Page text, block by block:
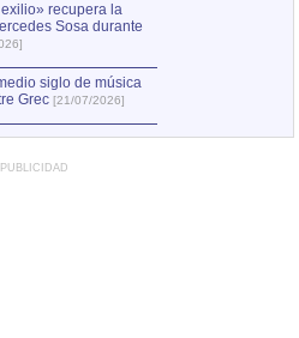
recupera la
Sosa durante
siglo de música
Grec [21/07/2026]
PUBLICIDAD